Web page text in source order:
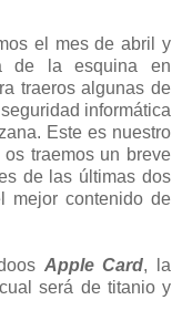
el mes de abril y
de la esquina en
traeros algunas de
informática
Este es nuestro
traemos un breve
de las últimas dos
mejor contenido de
Apple Card, la
será de titanio y